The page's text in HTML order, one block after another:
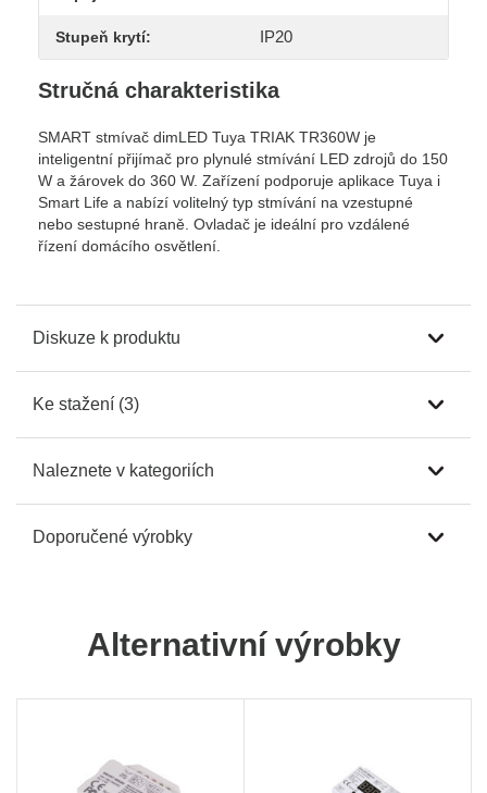
Stupeň krytí: IP20
Stručná charakteristika
SMART stmívač dimLED Tuya TRIAK TR360W je
inteligentní přijímač pro plynulé stmívání LED zdrojů do 150
W a žárovek do 360 W. Zařízení podporuje aplikace Tuya i
Smart Life a nabízí volitelný typ stmívání na vzestupné
nebo sestupné hraně. Ovladač je ideální pro vzdálené
řízení domácího osvětlení.
Diskuze k produktu
Ke stažení (3)
Naleznete v kategoriích
Doporučené výrobky
Alternativní výrobky